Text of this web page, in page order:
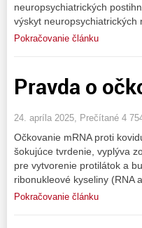
neuropsychiatrických
výskyt
Pokračovanie článku
Pravda o
24. apríla 2025, Prečítané 4
Očkovanie mRNA proti
šokujúce tvrdenie, vyplýva
pre vytvorenie protilátok a
ribonukleové kyseliny (RNA
Pokračovanie článku